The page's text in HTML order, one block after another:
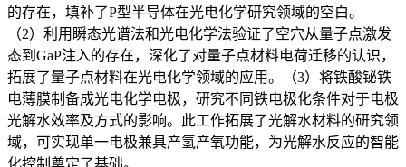
的存在，填补了P型半导体在光电化学研究领域的空白。
（2）利用瞬态光谱法和光电化学法验证了空穴从量子点激发
态到GaP注入的存在，深化了对量子点材料电荷迁移的认识，
拓展了量子点材料在光电化学领域的应用。（3）将铁酸铋铁
电薄膜制备成光电化学电极，研究不同铁电极化条件对于电极
光解水效率及方式的影响。此工作拓展了光解水材料的研究领
域，可实现单一电极兼具产氢产氧功能，为光解水反应的智能
化控制奠定了基础。